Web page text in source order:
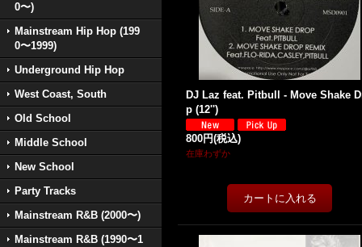
0〜)
Mainstream Hip Hop (199
0〜1999)
Underground Hip Hop
West Coast, South
Old School
Middle School
New School
Party Tracks
Mainstream R&B (2000〜)
Mainstream R&B (1990〜1
DJ Laz feat. Pitbull - Move Shake
p (12'')
800円(税込)
在庫わずか